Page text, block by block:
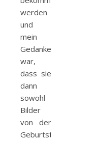
werden
und
mein
Gedanke
war,
dass sie
dann
sowohl
Bilder
von der
Geburtstagsparty